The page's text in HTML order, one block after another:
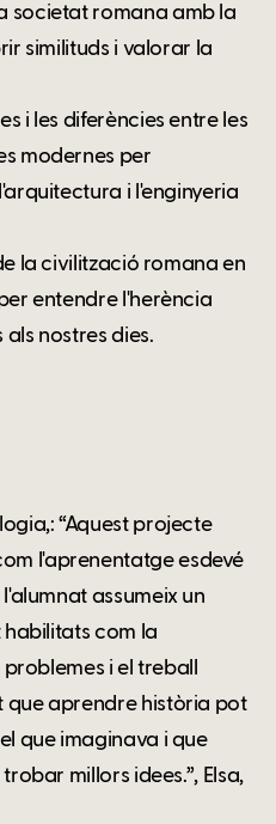
societat romana amb la
similituds i valorar la
i les diferències entre les
modernes per
i l'enginyeria
la civilització romana en
entendre l'herència
nostres dies.
“Aquest projecte
l'aprenentatge esdevé
assumeix un
habilitats com la
i el treball
que aprendre història pot
que imaginava i que
millors idees.”, Elsa,